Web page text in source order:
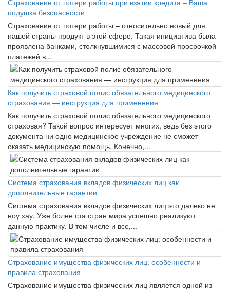
подушка безопасности
Страхование от потери работы – относительно новый для
нашей страны продукт в этой сфере. Такая инициатива была
проявлена банками, столкнувшимися с массовой просрочкой
платежей в...
Как получить страховой полис обязательного медицинского
страхования — инструкция для применения
Как получить страховой полис обязательного медицинского
страховая? Такой вопрос интересует многих, ведь без этого
документа ни одно медицинское учреждение не сможет
оказать медицинскую помощь. Конечно,...
Система страхования вкладов физических лиц как
дополнительные гарантии
Система страхования вкладов физических лиц это далеко не
ноу хау. Уже более ста стран мира успешно реализуют
данную практику. В том числе и все,...
Страхование имущества физических лиц: особенности и
правила страхования
Страхование имущества физических лиц является одной из